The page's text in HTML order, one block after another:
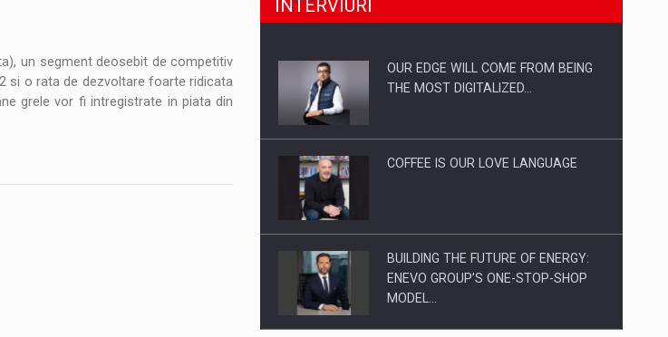
un segment deosebit de competitiv
si o rata de dezvoltare foarte ridicata
grele vor fi intregistrate in piata din
Proteinmaxxing and the Future of
INTERVIURI
OUR EDGE WILL COME FROM BEING
THE MOST DIGITALIZED…
COFFEE IS OUR LOVE LANGUAGE
BUILDING THE FUTURE OF ENERGY:
ENEVO GROUP’S ONE-STOP-SHOP
MODEL…